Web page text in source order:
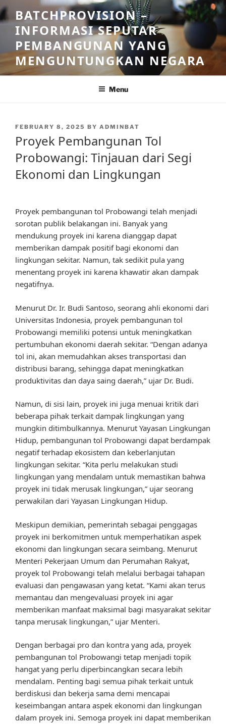
Skip
to
content
BATCHPROVISION –
INFORMASI SEPUTAR
PEMBANGUNAN YANG
MENGUNTUNGKAN NEGARA
Menu
POSTED
FEBRUARY 8, 2025 BY ADMINBAT
Proyek Pembangunan Tol
Probowangi: Tinjauan dari Segi
Ekonomi dan Lingkungan
Proyek pembangunan tol Probowangi telah menjadi
sorotan publik belakangan ini. Banyak yang
mendukung proyek ini karena dianggap dapat
memberikan dampak positif bagi ekonomi dan
lingkungan sekitar. Namun, tak sedikit pula yang
menentang proyek ini karena khawatir akan dampak
negatifnya.
Menurut Dr. Ir. Budi Santoso, seorang ahli ekonomi dari
Universitas Indonesia, proyek pembangunan tol
Probowangi memiliki potensi untuk meningkatkan
pertumbuhan ekonomi daerah sekitar. “Dengan adanya
tol ini, akan memudahkan akses transportasi dan
distribusi barang, sehingga dapat meningkatkan
produktivitas dan daya saing daerah,” ujar Dr. Budi.
Namun, di sisi lain, proyek ini juga menuai kritik dari
beberapa pihak terkait dampak lingkungan yang
mungkin ditimbulkannya. Menurut Yayasan Lingkungan
Hidup, pembangunan tol Probowangi dapat berdampak
negatif terhadap ekosistem dan keberlanjutan
lingkungan sekitar. “Kita perlu melakukan studi
lingkungan yang mendalam untuk memastikan bahwa
proyek ini tidak merusak lingkungan,” ujar seorang
perwakilan dari Yayasan Lingkungan Hidup.
Meskipun demikian, pemerintah sebagai penggagas
proyek ini berkomitmen untuk memperhatikan aspek
ekonomi dan lingkungan secara seimbang. Menurut
Menteri Pekerjaan Umum dan Perumahan Rakyat,
proyek tol Probowangi telah melalui berbagai tahapan
evaluasi dan pengawasan yang ketat. “Kami akan terus
memantau dan mengevaluasi proyek ini agar
memberikan manfaat maksimal bagi masyarakat sekitar
tanpa merusak lingkungan,” ujar Menteri.
Dengan berbagai pro dan kontra yang ada, proyek
pembangunan tol Probowangi tetap menjadi topik
hangat yang perlu diperbincangkan secara lebih
mendalam. Penting bagi semua pihak terkait untuk
berdiskusi dan bekerja sama demi mencapai
keseimbangan antara aspek ekonomi dan lingkungan
dalam proyek ini. Semoga proyek ini dapat memberikan